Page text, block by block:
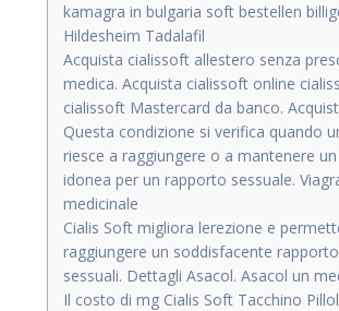
kamagra in bulgaria soft bestellen
Hildesheim Tadalafil
Acquista cialissoft allestero senza
medica. Acquista cialissoft online
cialissoft Mastercard da banco.
Questa condizione si verifica quando
riesce a raggiungere o a mantenere
idonea per un rapporto sessuale.
medicinale
Cialis Soft migliora lerezione e
raggiungere un soddisfacente
sessuali. Dettagli Asacol. Asacol un
Il costo di mg Cialis Soft Tacchino